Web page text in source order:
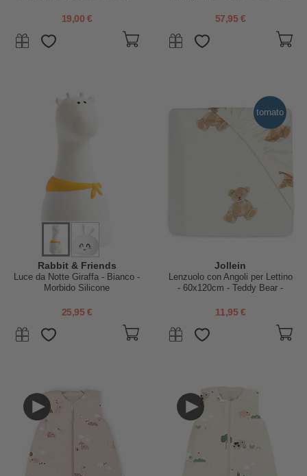
19,00 € 57,95 €
Rabbit & Friends
Luce da Notte Giraffa - Bianco -
Morbido Silicone
25,95 €
tornato
Jollein
Lenzuolo con Angoli per Lettino
- 60x120cm - Teddy Bear -
11,95 €